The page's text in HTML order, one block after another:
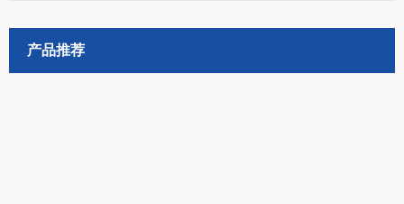
产品推荐